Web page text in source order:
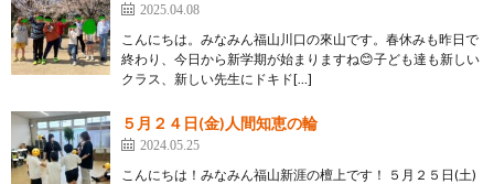
2025.04.08
こんにちは。みなみん福山川口の來山です。春休みも昨日で
終わり、今日から新学期が始まりますね😊子ども達も新しい
クラス、新しい先生にドキド[…]
５月２４日(金)人間知恵の輪
2024.05.25
こんにちは！みなみん福山新涯の檀上です！ ５月２５日(土)